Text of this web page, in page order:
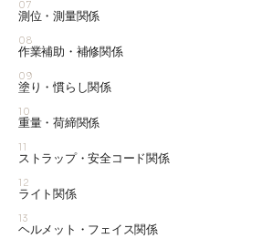
07
測位・測量関係
08
作業補助・補修関係
09
塗り・慣らし関係
10
重量・荷締関係
11
ストラップ・安全コード関係
12
ライト関係
13
ヘルメット・フェイス関係